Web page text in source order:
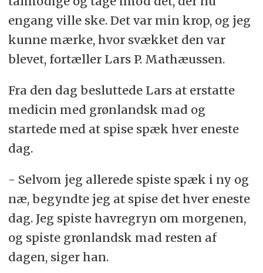
engang ville ske. Det var min krop, og jeg
kunne mærke, hvor svækket den var
blevet, fortæller Lars P. Mathæussen.
Fra den dag besluttede Lars at erstatte
medicin med grønlandsk mad og
startede med at spise spæk hver eneste
dag.
- Selvom jeg allerede spiste spæk i ny og
næ, begyndte jeg at spise det hver eneste
dag. Jeg spiste havregryn om morgenen,
og spiste grønlandsk mad resten af
dagen, siger han.